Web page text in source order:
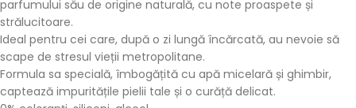
parfumului său de origine naturală, cu note proaspete și
strălucitoare.
Ideal pentru cei care, după o zi lungă încărcată, au nevoie să
scape de stresul vieții metropolitane.
Formula sa specială, îmbogățită cu apă micelară și ghimbir,
captează impuritățile pielii tale și o curăță delicat.